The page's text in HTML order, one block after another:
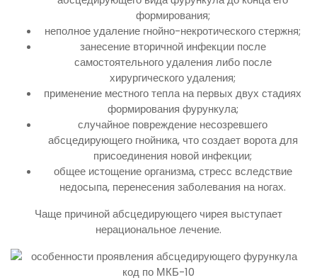
формирования;
неполное удаление гнойно-некротического стержня;
занесение вторичной инфекции после
самостоятельного удаления либо после
хирургического удаления;
применение местного тепла на первых двух стадиях
формирования фурункула;
случайное повреждение несозревшего
абсцедирующего гнойника, что создает ворота для
присоединения новой инфекции;
общее истощение организма, стресс вследствие
недосыпа, перенесения заболевания на ногах.
Чаще причиной абсцедирующего чирея выступает
нерациональное лечение.